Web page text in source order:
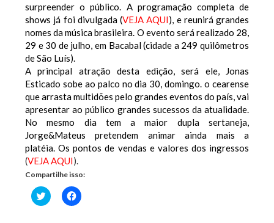
surpreender o público. A programação completa de
shows já foi divulgada (VEJA AQUI), e reunirá grandes
nomes da música brasileira. O evento será realizado 28,
29 e 30 de julho, em Bacabal (cidade a 249 quilômetros
de São Luís).
A principal atração desta edição, será ele, Jonas
Esticado sobe ao palco no dia 30, domingo. o cearense
que arrasta multidões pelo grandes eventos do país, vai
apresentar ao público grandes sucessos da atualidade.
No mesmo dia tem a maior dupla sertaneja,
Jorge&Mateus pretendem animar ainda mais a
platéia. Os pontos de vendas e valores dos ingressos
(VEJA AQUI).
Compartilhe isso:
Clique
para
Clique
para